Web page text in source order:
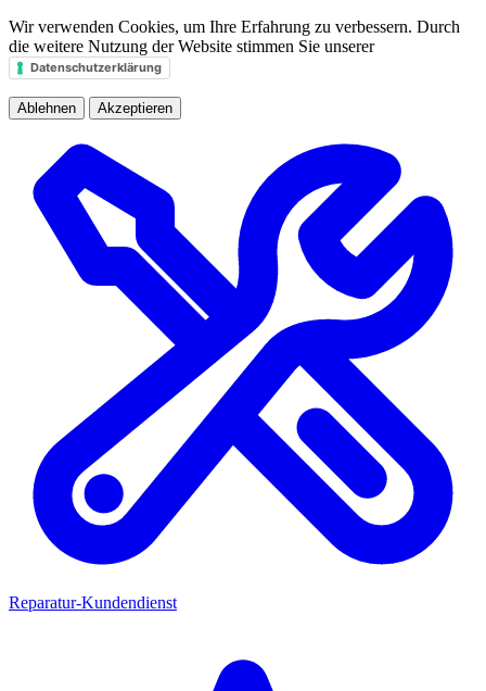
Wir verwenden Cookies, um Ihre Erfahrung zu verbessern. Durch
die weitere Nutzung der Website stimmen Sie unserer
Datenschutzerklärung
Ablehnen Akzeptieren
Reparatur-Kundendienst